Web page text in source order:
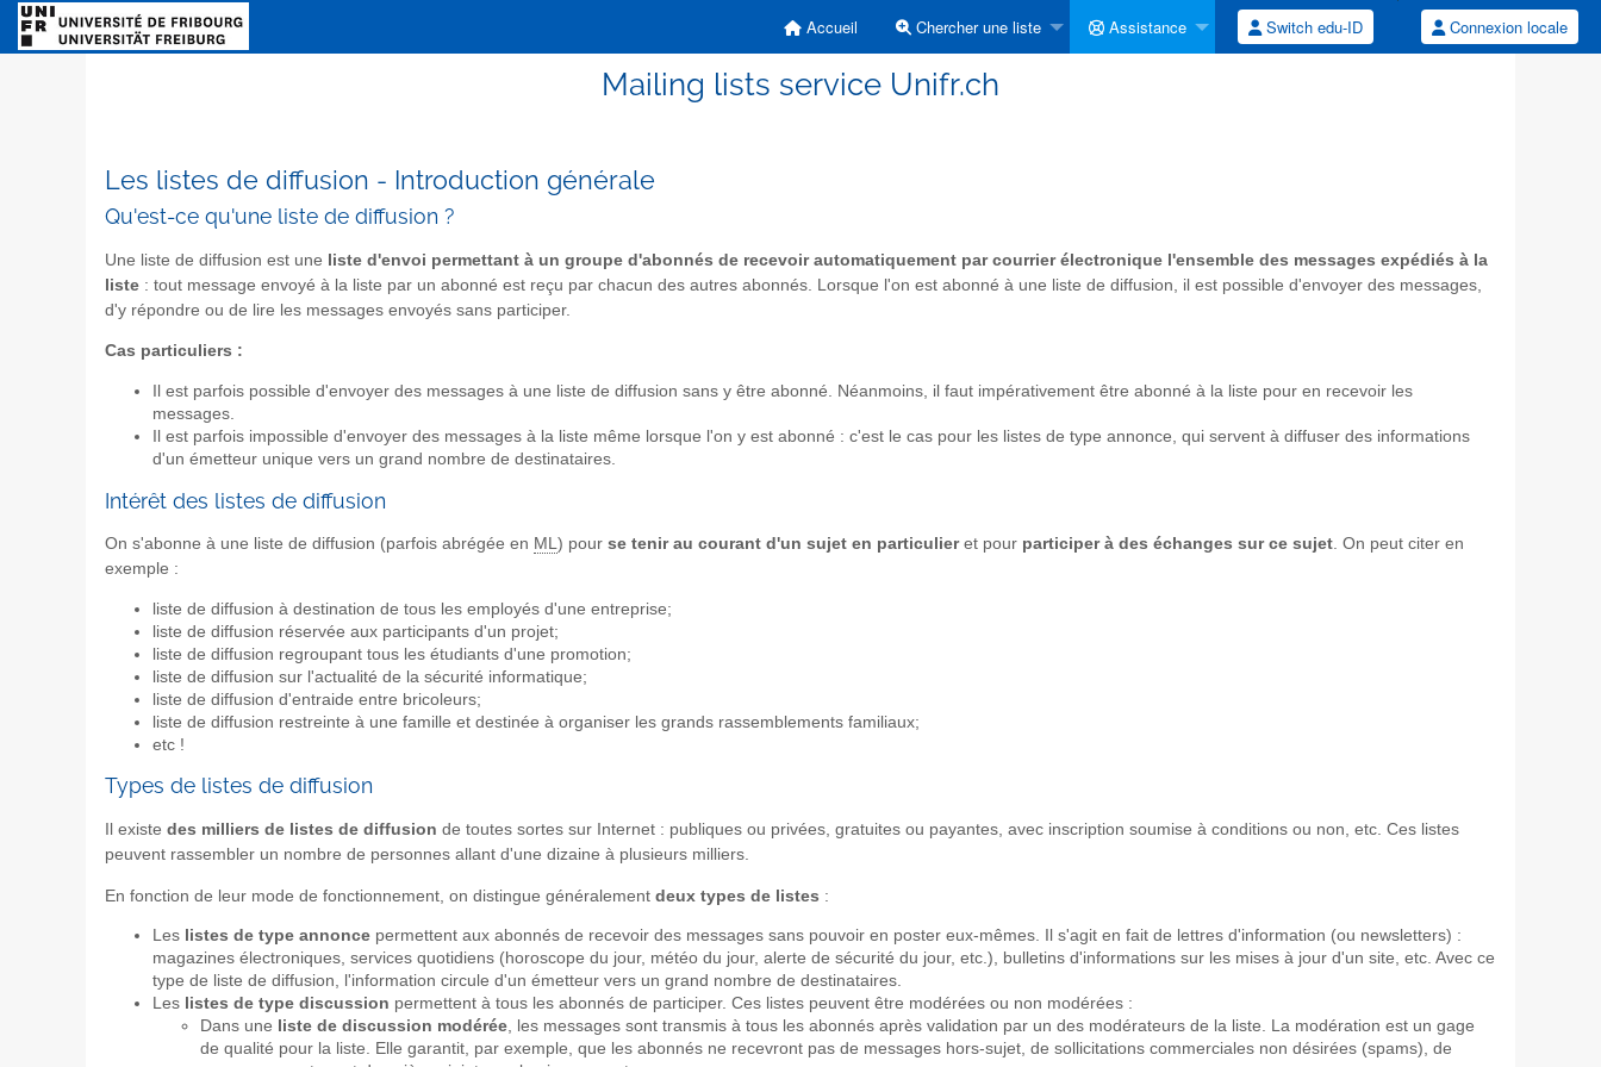
Accueil Chercher une liste Assistance Switch edu-ID Connexion locale
Mailing lists service Unifr.ch
Les listes de diffusion - Introduction générale
Qu'est-ce qu'une liste de diffusion ?
Une liste de diffusion est une
liste d'envoi permettant à un groupe d'abonnés de recevoir automatiquement par courrier électronique l'ensemble des messages expédiés à la
liste : tout message envoyé à la liste par un abonné est reçu par chacun des autres abonnés. Lorsque l'on est abonné à une liste de diffusion, il est possible d'envoyer des messages,
d'y répondre ou de lire les messages envoyés sans participer.
Cas particuliers :
Il est parfois possible d'envoyer des messages à une liste de diffusion sans y être abonné. Néanmoins, il faut impérativement être abonné à la liste pour en recevoir les
messages.
Il est parfois impossible d'envoyer des messages à la liste même lorsque l'on y est abonné : c'est le cas pour les listes de type annonce, qui servent à diffuser des informations
d'un émetteur unique vers un grand nombre de destinataires.
Intérêt des listes de diffusion
On s'abonne à une liste de diffusion (parfois abrégée en ML) pour se tenir au courant d'un sujet en particulieret pour participer à des échanges sur ce sujet. On peut citer en
exemple :
liste de diffusion à destination de tous les employés d'une entreprise;
liste de diffusion réservée aux participants d'un projet;
liste de diffusion regroupant tous les étudiants d'une promotion;
liste de diffusion sur l'actualité de la sécurité informatique;
liste de diffusion d'entraide entre bricoleurs;
liste de diffusion restreinte à une famille et destinée à organiser les grands rassemblements familiaux;
etc !
Types de listes de diffusion
Il existe des milliers de listes de diffusion de toutes sortes sur Internet : publiques ou privées, gratuites ou payantes, avec inscription soumise à conditions ou non, etc. Ces listes
peuvent rassembler un nombre de personnes allant d'une dizaine à plusieurs milliers.
En fonction de leur mode de fonctionnement, on distingue généralement deux types de listes :
Les listes de type annonce permettent aux abonnés de recevoir des messages sans pouvoir en poster eux-mêmes. Il s'agit en fait de lettres d'information (ou newsletters) :
magazines électroniques, services quotidiens (horoscope du jour, météo du jour, alerte de sécurité du jour, etc.), bulletins d'informations sur les mises à jour d'un site, etc. Avec ce
type de liste de diffusion, l'information circule d'un émetteur vers un grand nombre de destinataires.
Les listes de type discussion permettent à tous les abonnés de participer. Ces listes peuvent être modérées ou non modérées :
Dans une
liste de discussion modérée, les messages sont transmis à tous les abonnés après validation par un des modérateurs de la liste. La modération est un gage
de qualité pour la liste. Elle garantit, par exemple, que les abonnés ne recevront pas de messages hors-sujet, de sollicitations commerciales non désirées (spams), de